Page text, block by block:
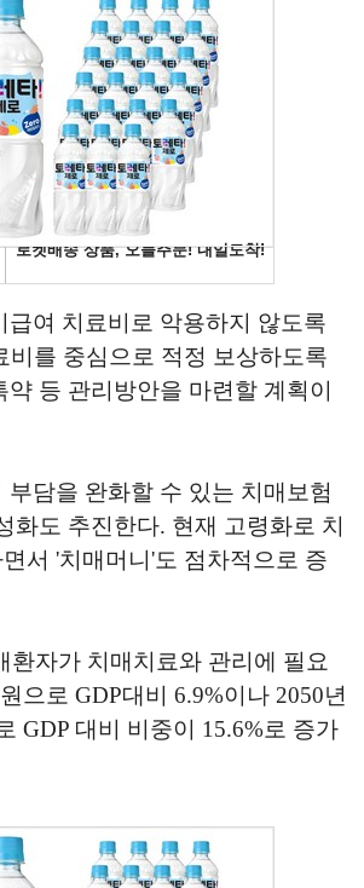
급여 치료비로 악용하지 않도록
비를 중심으로 적정 보상하도록
등 관리방안을 마련할 계획이
부담을 완화할 수 있는 치매보험
화도 추진한다. 현재 고령화로 치
서 '치매머니'도 점차적으로 증
환자가 치매치료와 관리에 필요
으로 GDP대비 6.9%이나 2050년
GDP 대비 비중이 15.6%로 증가